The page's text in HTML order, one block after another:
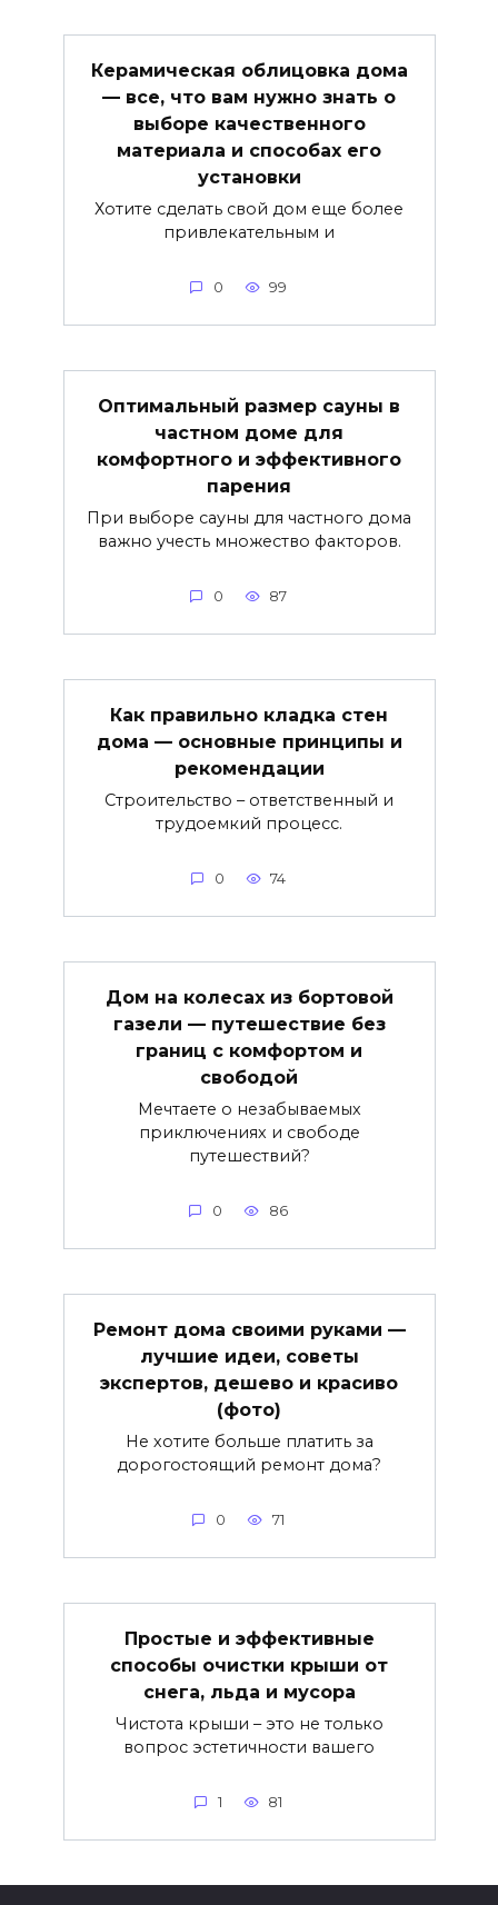
Керамическая облицовка дома
— все, что вам нужно знать о
выборе качественного
материала и способах его
установки
Хотите сделать свой дом еще более
привлекательным и
0 99
Оптимальный размер сауны в
частном доме для
комфортного и эффективного
парения
При выборе сауны для частного дома
важно учесть множество факторов.
0 87
Как правильно кладка стен
дома — основные принципы и
рекомендации
Строительство – ответственный и
трудоемкий процесс.
0 74
Дом на колесах из бортовой
газели — путешествие без
границ с комфортом и
свободой
Мечтаете о незабываемых
приключениях и свободе
путешествий?
0 86
Ремонт дома своими руками —
лучшие идеи, советы
экспертов, дешево и красиво
(фото)
Не хотите больше платить за
дорогостоящий ремонт дома?
0 71
Простые и эффективные
способы очистки крыши от
снега, льда и мусора
Чистота крыши – это не только
вопрос эстетичности вашего
1 81